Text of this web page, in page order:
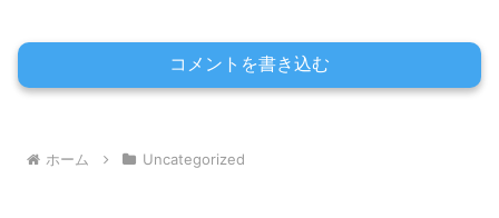
コメントを書き込む
ホーム Uncategorized